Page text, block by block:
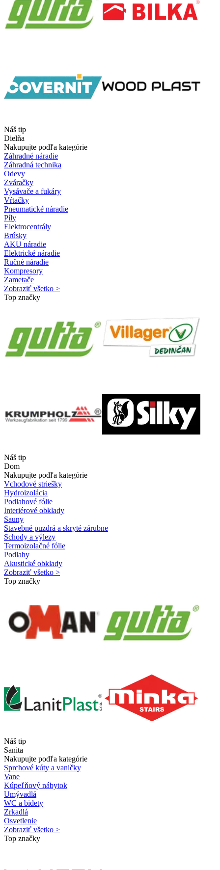
Náš tip
Dielňa
Nakupujte podľa kategórie
Záhradné náradie
Záhradná technika
Odevy
Zváračky
Vysávače a fukáry
Vŕtačky
Pneumatické náradie
Píly
Elektrocentrály
Brúsky
AKU náradie
Elektrické náradie
Ručné náradie
Kompresory
Zametače
Zobraziť všetko >
Top značky
Náš tip
Dom
Nakupujte podľa kategórie
Vchodové striešky
Hydroizolácia
Podlahové fólie
Interiérové obklady
Sauny
Stavebné puzdrá a skryté zárubne
Schody a výlezy
Termoizolačné fólie
Podlahy
Akustické obklady
Zobraziť všetko >
Top značky
Náš tip
Sanita
Nakupujte podľa kategórie
Sprchové kúty a vaničky
Vane
Kúpeľňový nábytok
Umývadlá
WC a bidety
Zrkadlá
Osvetlenie
Zobraziť všetko >
Top značky